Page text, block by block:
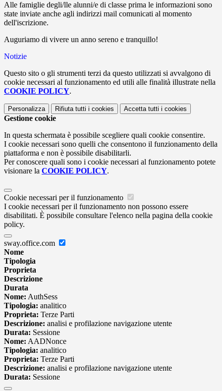
Alle famiglie degli/lle alunni/e di classe prima le informazioni sono
state inviate anche agli indirizzi mail comunicati al momento
dell'iscrizione.
Auguriamo di vivere un anno sereno e tranquillo!
Notizie
Questo sito o gli strumenti terzi da questo utilizzati si avvalgono di
cookie necessari al funzionamento ed utili alle finalità illustrate nella
COOKIE POLICY.
Personalizza Rifiuta tutti i cookies Accetta tutti i cookies
Gestione cookie
In questa schermata è possibile scegliere quali cookie consentire.
I cookie necessari sono quelli che consentono il funzionamento della
piattaforma e non è possibile disabilitarli.
Per conoscere quali sono i cookie necessari al funzionamento potete
visionare la COOKIE POLICY.
Cookie necessari per il funzionamento
I cookie necessari per il funzionamento non possono essere
disabilitati. È possibile consultare l'elenco nella pagina della cookie
policy.
sway.office.com
Nome
Tipologia
Proprieta
Descrizione
Durata
Nome: AuthSess
Tipologia: analitico
Proprieta: Terze Parti
Descrizione: analisi e profilazione navigazione utente
Durata: Sessione
Nome: AADNonce
Tipologia: analitico
Proprieta: Terze Parti
Descrizione: analisi e profilazione navigazione utente
Durata: Sessione